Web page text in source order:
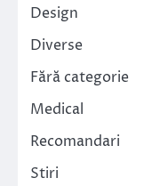
Design
Diverse
Fără categorie
Medical
Recomandari
Stiri